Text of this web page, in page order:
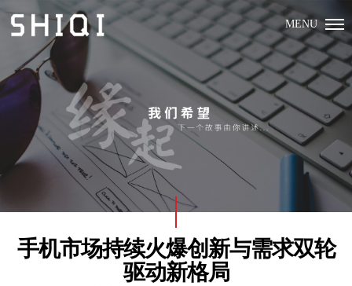
MENU
手机市场持续火爆创新与需求双轮
驱动新格局